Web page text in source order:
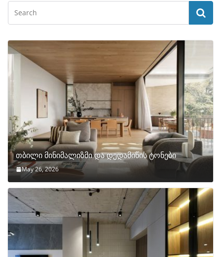
თბილი მინიმალიზმი და დედამიწის ტონები
May 26, 2026